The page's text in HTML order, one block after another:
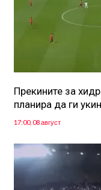
Прекините за
планира да ги
17:00, 08 август